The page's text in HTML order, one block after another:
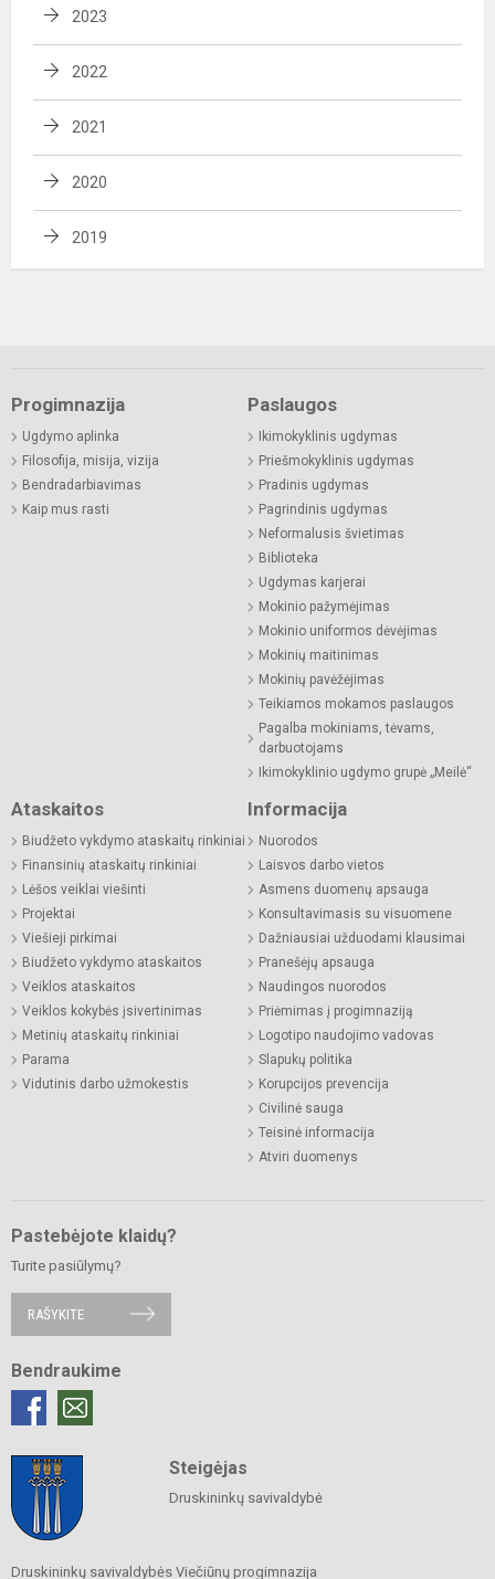
2023
2022
2021
2020
2019
Progimnazija
Ugdymo aplinka
Filosofija, misija, vizija
Bendradarbiavimas
Kaip mus rasti
Paslaugos
Ikimokyklinis ugdymas
Priešmokyklinis ugdymas
Pradinis ugdymas
Pagrindinis ugdymas
Neformalusis švietimas
Biblioteka
Ugdymas karjerai
Mokinio pažymėjimas
Mokinio uniformos dėvėjimas
Mokinių maitinimas
Mokinių pavėžėjimas
Teikiamos mokamos paslaugos
Pagalba mokiniams, tėvams,
darbuotojams
Ikimokyklinio ugdymo grupė „Meilė“
Ataskaitos
Biudžeto vykdymo ataskaitų rinkiniai
Finansinių ataskaitų rinkiniai
Lėšos veiklai viešinti
Projektai
Viešieji pirkimai
Biudžeto vykdymo ataskaitos
Veiklos ataskaitos
Veiklos kokybės įsivertinimas
Metinių ataskaitų rinkiniai
Parama
Vidutinis darbo užmokestis
Informacija
Nuorodos
Laisvos darbo vietos
Asmens duomenų apsauga
Konsultavimasis su visuomene
Dažniausiai užduodami klausimai
Pranešėjų apsauga
Naudingos nuorodos
Priėmimas į progimnaziją
Logotipo naudojimo vadovas
Slapukų politika
Korupcijos prevencija
Civilinė sauga
Teisinė informacija
Atviri duomenys
Pastebėjote klaidų?
Turite pasiūlymų?
RAŠYKITE
Bendraukime
Steigėjas
Druskininkų savivaldybė
Druskininkų savivaldybės Viečiūnų progimnazija